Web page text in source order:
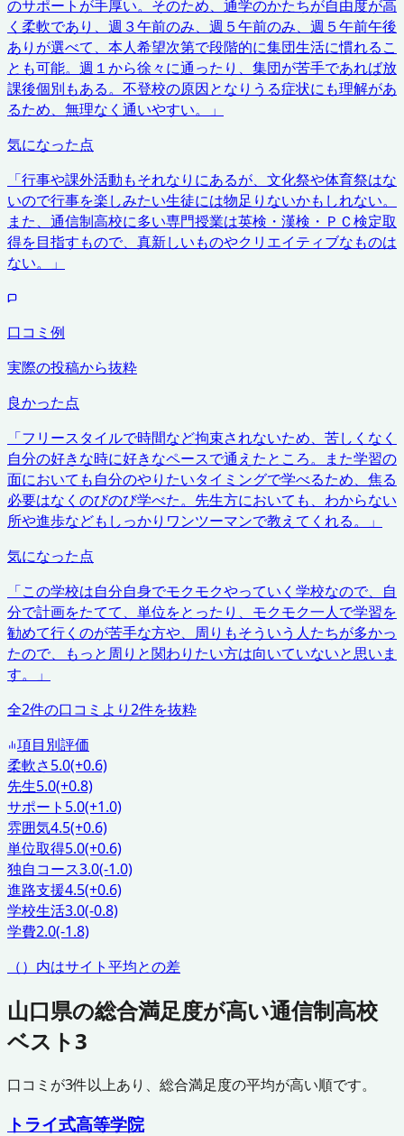
のサポートが手厚い。そのため、通学のかたちが自由度が高
く柔軟であり、週３午前のみ、週５午前のみ、週５午前午後
ありが選べて、本人希望次第で段階的に集団生活に慣れるこ
とも可能。週１から徐々に通ったり、集団が苦手であれば放
課後個別もある。不登校の原因となりうる症状にも理解があ
るため、無理なく通いやすい。
」
気になった点
「行事や課外活動もそれなりにあるが、文化祭や体育祭はな
いので行事を楽しみたい生徒には物足りないかもしれない。
また、通信制高校に多い専門授業は英検・漢検・ＰＣ検定取
得を目指すもので、真新しいものやクリエイティブなものは
ない。
」
口コミ例
実際の投稿から抜粋
良かった点
「フリースタイルで時間など拘束されないため、苦しくなく
自分の好きな時に好きなペースで通えたところ。また学習の
面においても自分のやりたいタイミングで学べるため、焦る
必要はなくのびのび学べた。先生方においても、わからない
所や進歩などもしっかりワンツーマンで教えてくれる。
」
気になった点
「この学校は自分自身でモクモクやっていく学校なので、自
分で計画をたてて、単位をとったり、モクモク一人で学習を
勧めて行くのが苦手な方や、周りもそういう人たちが多かっ
たので、もっと周りと関わりたい方は向いていないと思いま
す。
」
全2件の口コミより2件を抜粋
項目別評価
柔軟さ5.0(+0.6)
先生5.0(+0.8)
サポート 5.0(+1.0)
雰囲気4.5(+0.6)
単位取得5.0(+0.6)
独自コース3.0(-1.0)
進路支援4.5(+0.6)
学校生活3.0(-0.8)
学費2.0(-1.8)
（）内はサイト平均との差
山口県の総合満足度が高い通信制高校
ベスト3
口コミが3件以上あり、総合満足度の平均が高い順です。
トライ式高等学院